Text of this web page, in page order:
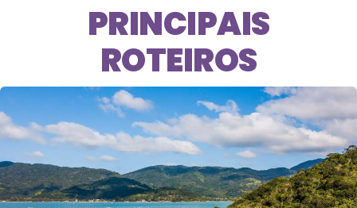
PRINCIPAIS
ROTEIROS